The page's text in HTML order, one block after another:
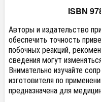
ISBN
Авторы и издательство
обеспечить точность
побочных реакций,
сведения могут
Внимательно изучайте
изготовителя по
предназначена для